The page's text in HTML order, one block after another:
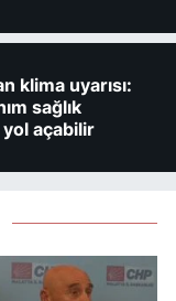
klima uyarısı:
sağlık
açabilir